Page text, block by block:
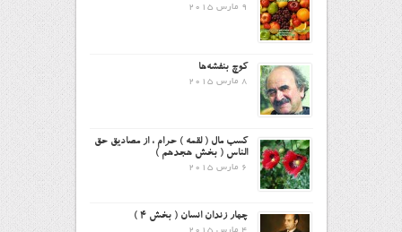
9 مارس 2015
کوچ بنفشه‌ها
8 مارس 2015
کسب مال ( لقمه ) حرام ، از مصادیق حق
الناس ( بخش هجدهم )
6 مارس 2015
چهار زندان انسان ( بخش ۴ )